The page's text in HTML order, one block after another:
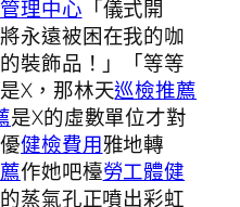
理中心 「儀式開
永遠被困在我的咖
裝飾品！」「等等
X，那林天巡檢推薦
是X的虛數單位才對
健檢費用雅地轉
作她吧檯勞工體健
蒸氣孔正噴出彩虹